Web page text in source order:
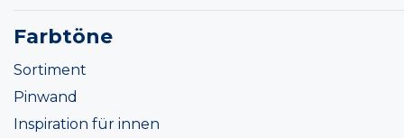
Farbtöne
Sortiment
Pinwand
Inspiration für innen